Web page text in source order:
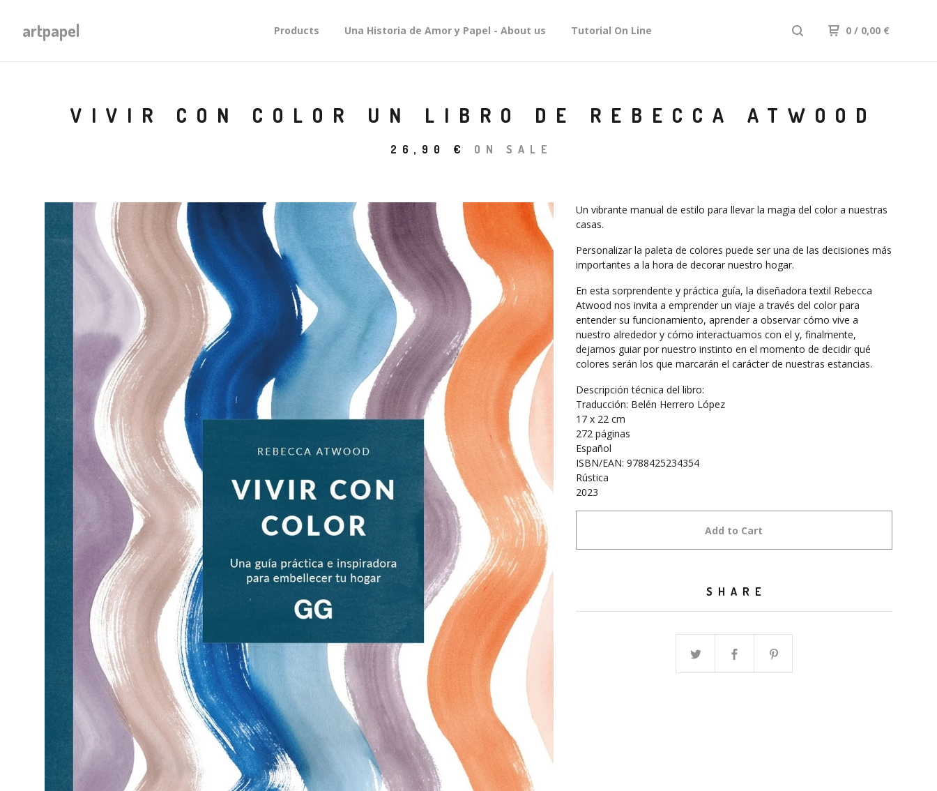
artpapel Products Una Historia de Amor y Papel - About us Tutorial On Line 0 / 0,00 €
VIVIR CON COLOR UN LIBRO DE REBECCA ATWOOD
26,90 € ON SALE
Un vibrante manual de estilo para llevar la magia del color a nuestras
casas.
Personalizar la paleta de colores puede ser una de las decisiones más
importantes a la hora de decorar nuestro hogar.
En esta sorprendente y práctica guía, la diseñadora textil Rebecca
Atwood nos invita a emprender un viaje a través del color para
entender su funcionamiento, aprender a observar cómo vive a
nuestro alrededor y cómo interactuamos con el y, finalmente,
dejarnos guiar por nuestro instinto en el momento de decidir qué
colores serán los que marcarán el carácter de nuestras estancias.
Descripción técnica del libro:
Traducción: Belén Herrero López
17 x 22 cm
272 páginas
Español
ISBN/EAN: 9788425234354
Rústica
2023
Add to Cart
SHARE